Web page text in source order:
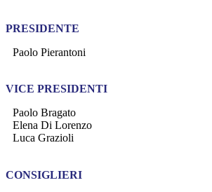
PRESIDENTE
Paolo Pierantoni
VICE PRESIDENTI
Paolo Bragato
Elena Di Lorenzo
Luca Grazioli
CONSIGLIERI